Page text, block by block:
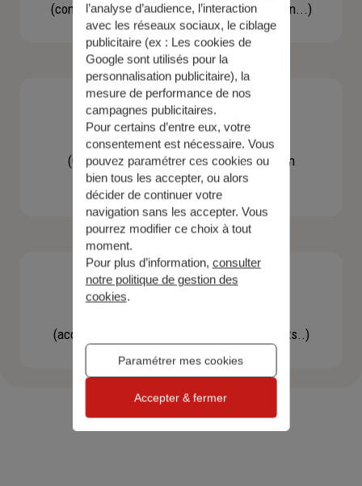
(concernant une actualité, une réglementation...)
Contacter un agent
(Obtenir un devis, une information, faire un
bilan...)
(accéder à l'espace client, gérer mes contrats..)
l’analyse d’audience, l’interaction
avec les réseaux sociaux, le ciblage
publicitaire (ex : Les cookies de
Google sont utilisés pour la
personnalisation publicitaire), la
mesure de performance de nos
campagnes publicitaires.
Pour certains d’entre eux, votre
consentement est nécessaire. Vous
pouvez paramétrer ces cookies ou
bien tous les accepter, ou alors
décider de continuer votre
navigation sans les accepter. Vous
pourrez modifier ce choix à tout
moment.
Pour plus d’information, consulter
notre politique de gestion des
cookies.
Paramétrer mes cookies
Accepter & fermer